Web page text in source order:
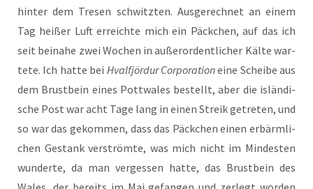
hin­ter dem Tre­sen schwitz­ten. Aus­ge­rech­net an einem
Tag hei­ßer Luft erreich­te mich ein Päck­chen, auf das ich
seit bei­na­he zwei Wochen in außer­or­dent­li­cher Käl­te war­
te­te. Ich hat­te bei Hvalf­jör­dur Cor­po­ra­ti­oneine Schei­be aus
dem Brust­bein eines Pott­wales bestellt, aber die islän­di­
sche Post war acht Tage lang in einen Streik getre­ten, und
so war das gekom­men, dass das Päck­chen einen erbärm­li­
chen Gestank ver­ström­te, was mich nicht im Min­des­ten
wun­der­te, da man ver­ges­sen hat­te, das Brust­bein des